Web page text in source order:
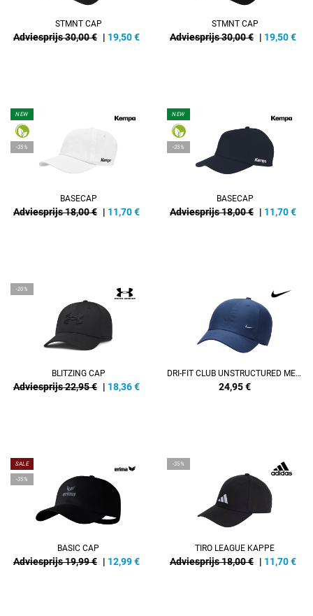
STMNT CAP
Adviesprijs 30,00 € | 19,50€
STMNT CAP
Adviesprijs 30,00 € | 19,50€
NEW
-35%
BASECAP
Adviesprijs 18,00 € | 11,70€
NEW
-35%
BASECAP
Adviesprijs 18,00 € | 11,70€
-20%
BLITZING CAP
Adviesprijs 22,95 € | 18,36€
DRI-FIT CLUB UNSTRUCTURED METAL SWOOSH CAP
24,95€
SALE
-35%
BASIC CAP
Adviesprijs 19,99 € | 12,99€
-35%
TIRO LEAGUE KAPPE
Adviesprijs 18,00 € | 11,70€